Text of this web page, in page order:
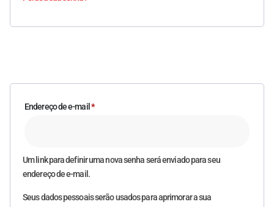
Endereço de e-mail*
Um link para definir uma nova senha será enviado para seu
endereço de e-mail.
Seus dados pessoais serão usados para aprimorar a sua